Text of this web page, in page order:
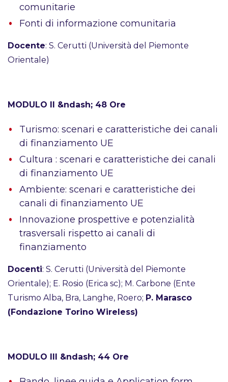
comunitarie
Fonti di informazione comunitaria
Docente: S. Cerutti (Università del Piemonte
Orientale)
MODULO II &ndash; 48 Ore
Turismo: scenari e caratteristiche dei canali
di finanziamento UE
Cultura : scenari e caratteristiche dei canali
di finanziamento UE
Ambiente: scenari e caratteristiche dei
canali di finanziamento UE
Innovazione prospettive e potenzialità
trasversali rispetto ai canali di
finanziamento
Docenti: S. Cerutti (Università del Piemonte
Orientale); E. Rosio (Erica sc); M. Carbone (Ente
Turismo Alba, Bra, Langhe, Roero; P. Marasco
(Fondazione Torino Wireless)
MODULO III &ndash; 44 Ore